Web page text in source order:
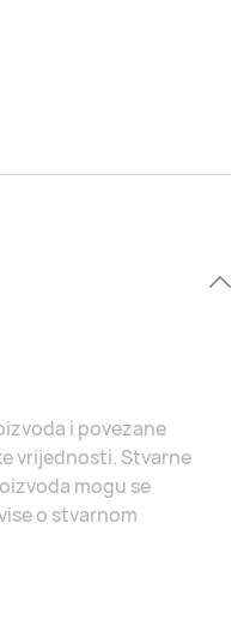
i povezane
vrijednosti. Stvarne
mogu se
o stvarnom